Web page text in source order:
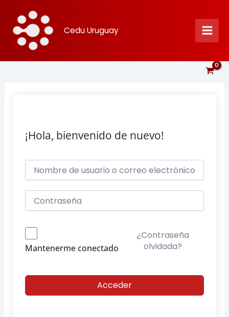
contenido
Cedu Uruguay
¡Hola, bienvenido de nuevo!
Mantenerme conectado
¿Contraseña
olvidada?
Acceder